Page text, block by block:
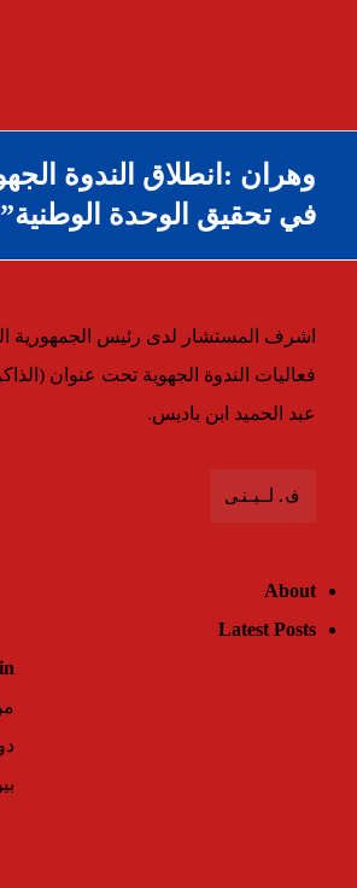
وهران :انطلاق الندوة
في تحقيق الوحدة الوطنية”
اشرف المستشار لدى رئيس الجمهورية
فعاليات الندوة الجهوية تحت عنوان
عبد الحميد ابن باديس.
ف.لبنى
About
Latest Posts